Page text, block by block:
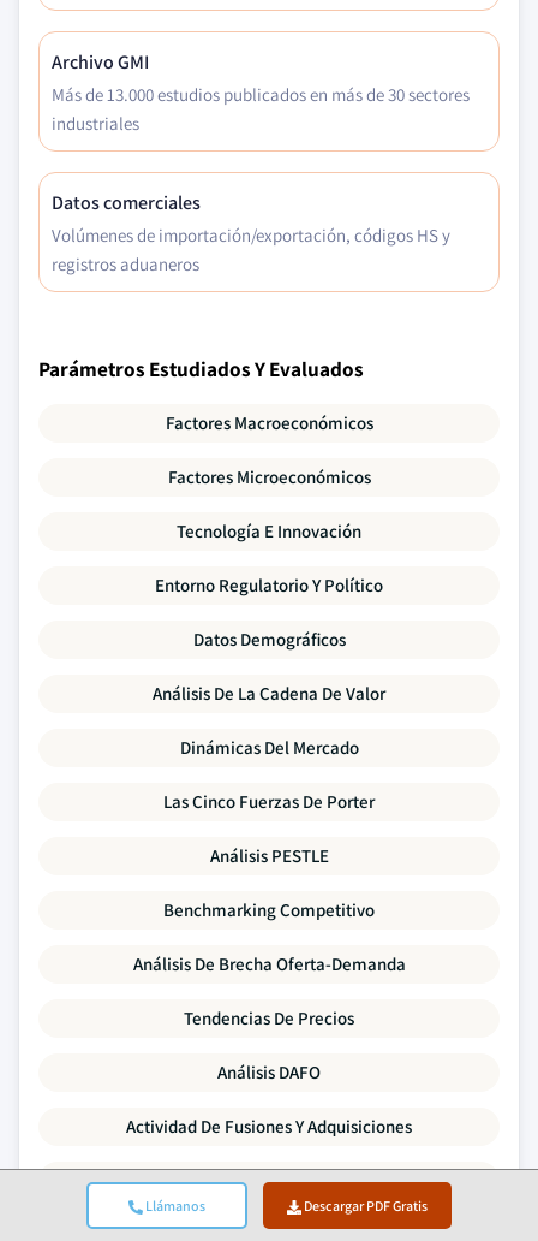
Llámanos Descargar PDF Gratis
Archivo GMI
Más de 13.000 estudios publicados en más de 30 sectores
industriales
Datos comerciales
Volúmenes de importación/exportación, códigos HS y
registros aduaneros
Parámetros Estudiados Y Evaluados
Factores Macroeconómicos
Factores Microeconómicos
Tecnología E Innovación
Entorno Regulatorio Y Político
Datos Demográficos
Análisis De La Cadena De Valor
Dinámicas Del Mercado
Las Cinco Fuerzas De Porter
Análisis PESTLE
Benchmarking Competitivo
Análisis De Brecha Oferta-Demanda
Tendencias De Precios
Análisis DAFO
Actividad De Fusiones Y Adquisiciones
Panorama De Inversión Y Financiación
Perfiles De Empresas